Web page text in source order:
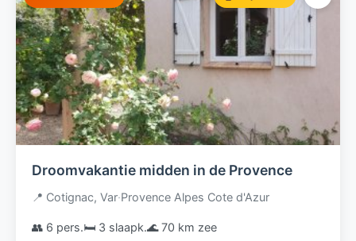
Droomvakantie midden in de Provence
📍 Cotignac, Var·Provence Alpes Cote d'Azur
👥 6 pers.🛏️ 3 slaapk.🌊 70 km zee